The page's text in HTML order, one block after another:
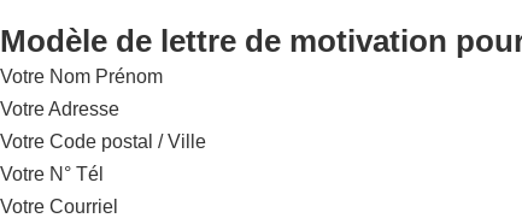
Modèle de lettre de motivation
Votre Nom Prénom
Votre Adresse
Votre Code postal / Ville
Votre N° Tél
Votre Courriel